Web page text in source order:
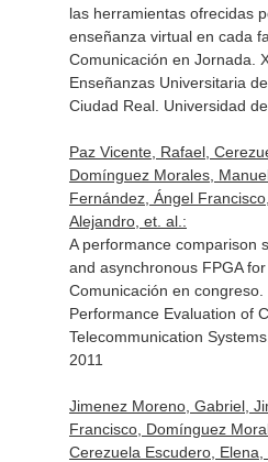
las herramientas ofrecidas
enseñanza virtual en cada
Comunicación en Jornada.
Enseñanzas Universitaria
Ciudad Real. Universidad
Paz Vicente, Rafael,
Domínguez Morales,
Fernández, Ángel
Alejandro, et. al.:
A performance comparison
and asynchronous FPGA
Comunicación en
Performance Evaluation of
Telecommunication
2011
Jimenez Moreno, Gabriel,
Francisco, Domínguez
Cerezuela Escudero,